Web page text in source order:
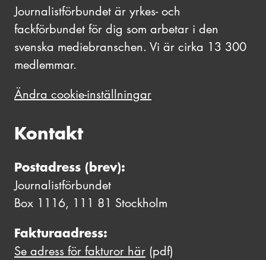
Journalistförbundet är yrkes- och
fackförbundet för dig som arbetar i den
svenska mediebranschen. Vi är cirka 13 300
medlemmar.
Ändra cookie-inställningar
Kontakt
Postadress (brev):
Journalistförbundet
Box 1116, 111 81 Stockholm
Fakturaadress:
Se adress för fakturor här (pdf)